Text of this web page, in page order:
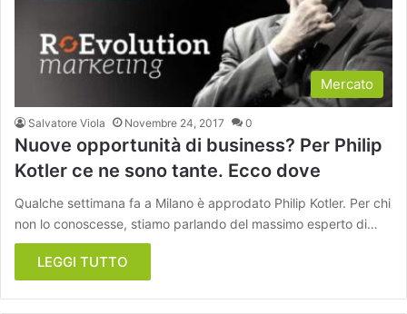
Mercato
Salvatore Viola Novembre 24, 2017 0
Nuove opportunità di business? Per Philip
Kotler ce ne sono tante. Ecco dove
Qualche settimana fa a Milano è approdato Philip Kotler. Per chi
non lo conoscesse, stiamo parlando del massimo esperto di…
LEGGI TUTTO